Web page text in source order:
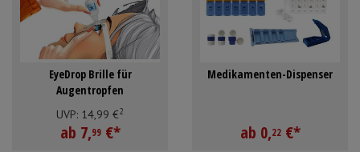
EyeDrop Brille für
Augentropfen
UVP: 14,99 €2
ab 7,99 €*
Medikamenten-Dispenser
ab 0,22 €*